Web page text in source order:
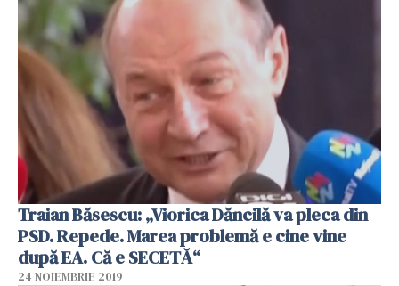
Traian Băsescu: „Viorica Dăncilă va pleca din
PSD. Repede. Marea problemă e cine vine
după EA. Că e SECETĂ“
24 NOIEMBRIE 2019